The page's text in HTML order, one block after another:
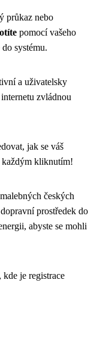
průkaz nebo
pomocí vašeho
do systému.
a uživatelsky
zvládnou
jak se váš
každým kliknutím!
českých
prostředek do
abyste se mohli
je registrace